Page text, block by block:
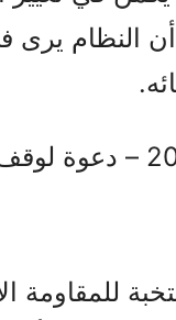
أن النظام
مؤتمر البرلمان الأوروبي |
للمقاومة